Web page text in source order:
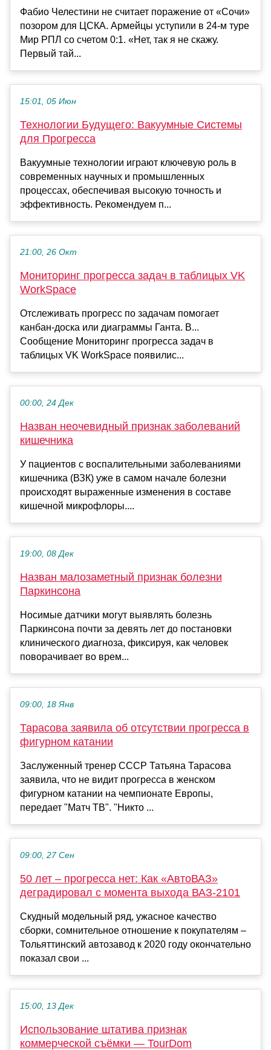
Фабио Челестини не считает поражение от «Сочи»
позором для ЦСКА. Армейцы уступили в 24-м туре
Мир РПЛ со счетом 0:1. «Нет, так я не скажу.
Первый тай...
15:01, 05 Июн
Технологии Будущего: Вакуумные Системы
для Прогресса
Вакуумные технологии играют ключевую роль в
современных научных и промышленных
процессах, обеспечивая высокую точность и
эффективность. Рекомендуем п...
21:00, 26 Окт
Мониторинг прогресса задач в таблицых VK
WorkSpace
Отслеживать прогресс по задачам помогает
канбан-доска или диаграммы Ганта. В...
Сообщение Мониторинг прогресса задач в
таблицых VK WorkSpace появилис...
00:00, 24 Дек
Назван неочевидный признак заболеваний
кишечника
У пациентов с воспалительными заболеваниями
кишечника (ВЗК) уже в самом начале болезни
происходят выраженные изменения в составе
кишечной микрофлоры....
19:00, 08 Дек
Назван малозаметный признак болезни
Паркинсона
Носимые датчики могут выявлять болезнь
Паркинсона почти за девять лет до постановки
клинического диагноза, фиксируя, как человек
поворачивает во врем...
09:00, 18 Янв
Тарасова заявила об отсутствии прогресса в
фигурном катании
Заслуженный тренер СССР Татьяна Тарасова
заявила, что не видит прогресса в женском
фигурном катании на чемпионате Европы,
передает "Матч ТВ". "Никто ...
09:00, 27 Сен
50 лет – прогресса нет: Как «АвтоВАЗ»
деградировал с момента выхода ВАЗ-2101
Скудный модельный ряд, ужасное качество
сборки, сомнительное отношение к покупателям –
Тольяттинский автозавод к 2020 году окончательно
показал свои ...
15:00, 13 Дек
Использование штатива признак
коммерческой съёмки — TourDom